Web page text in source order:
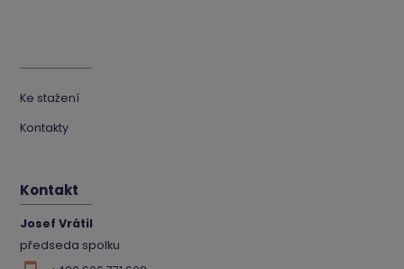
Ke stažení
Kontakty
Kontakt
Josef Vrátil
předseda spolku